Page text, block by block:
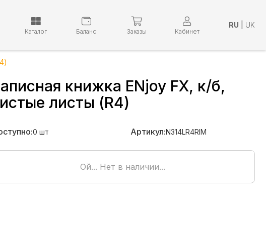
Каталог Баланс Заказы Кабинет
RU UK
книжка ENjoy FX, к/б,
листы (R4)
0 шт Артикул:N314LR4RIM
Ой... Нет в наличии...